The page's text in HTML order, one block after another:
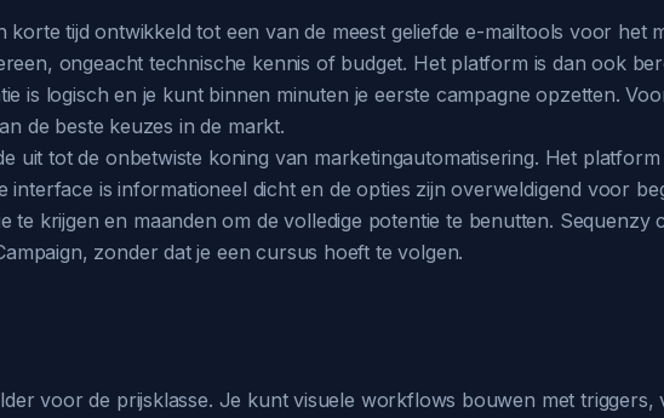
tijd ontwikkeld tot een van de meest geliefde e-mailtools voor het
ongeacht technische kennis of budget. Het platform is dan ook
is logisch en je kunt binnen minuten je eerste campagne opzetten.
de beste keuzes in de markt.
uit tot de onbetwiste koning van marketingautomatisering. Het
interface is informationeel dicht en de opties zijn overweldigend voor
te krijgen en maanden om de volledige potentie te benutten. Sequenzy
zonder dat je een cursus hoeft te volgen.
voor de prijsklasse. Je kunt visuele workflows bouwen met triggers,